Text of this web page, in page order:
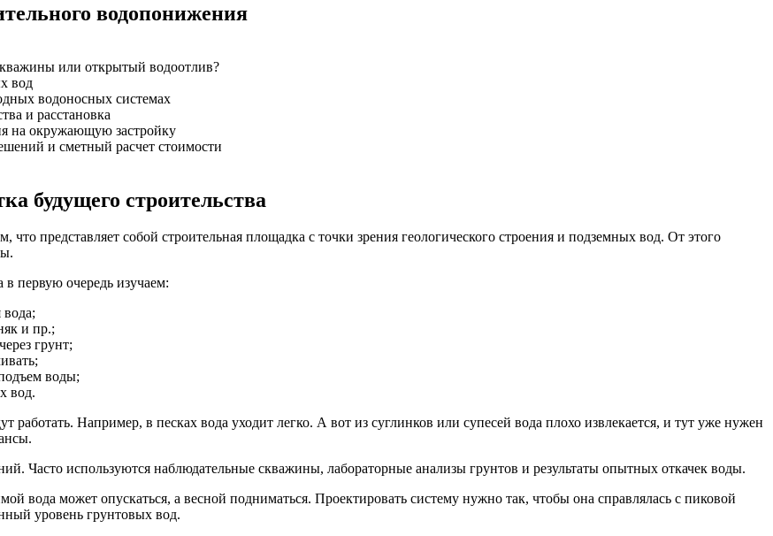
водопонижения
или открытый водоотлив?
вод
водоносных системах
и расстановка
на окружающую застройку
и сметный расчет стоимости
будущего строительства
представляет собой строительная площадка с точки зрения геологического строения и подземных вод. От этого
в первую очередь изучаем:
и пр.;
грунт;
воды;
вод.
Например, в песках вода уходит легко. А вот из суглинков или супесей вода плохо извлекается, и тут уже нужен
Часто используются наблюдательные скважины, лабораторные анализы грунтов и результаты опытных откачек воды.
вода может опускаться, а весной подниматься. Проектировать систему нужно так, чтобы она справлялась с пиковой
уровень грунтовых вод.